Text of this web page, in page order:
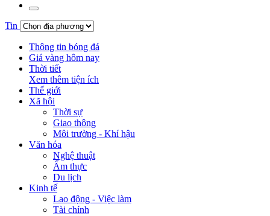
Tin
Thông tin bóng đá
Giá vàng hôm nay
Thời tiết
Xem thêm tiện ích
Thế giới
Xã hội
Thời sự
Giao thông
Môi trường - Khí hậu
Văn hóa
Nghệ thuật
Ẩm thực
Du lịch
Kinh tế
Lao động - Việc làm
Tài chính